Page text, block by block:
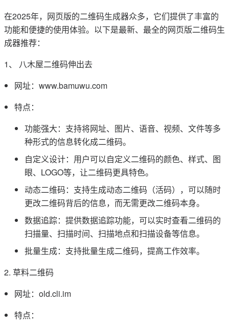
在2025年，网页版的二维码生成器众多，它们提供了丰富的
功能和便捷的使用体验。以下是最新、最全的网页版二维码生
成器推荐：
1、 八木屋二维码伸出去
网址：www.bamuwu.com
特点：
功能强大：支持将网址、图片、语音、视频、文件等多
种形式的信息转化成二维码。
自定义设计：用户可以自定义二维码的颜色、样式、图
眼、LOGO等，让二维码更具特色。
动态二维码：支持生成动态二维码（活码），可以随时
更改二维码背后的信息，而无需更改二维码本身。
数据追踪：提供数据追踪功能，可以实时查看二维码的
扫描量、扫描时间、扫描地点和扫描设备等信息。
批量生成：支持批量生成二维码，提高工作效率。
2. 草料二维码
网址：old.cli.im
特点：